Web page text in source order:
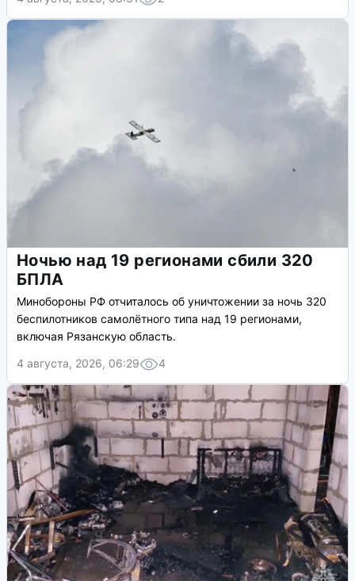
Ночью над 19 регионами сбили 320
БПЛА
Минобороны РФ отчиталось об уничтожении за ночь 320
беспилотников самолётного типа над 19 регионами,
включая Рязанскую область.
4 августа, 2026, 06:29
4